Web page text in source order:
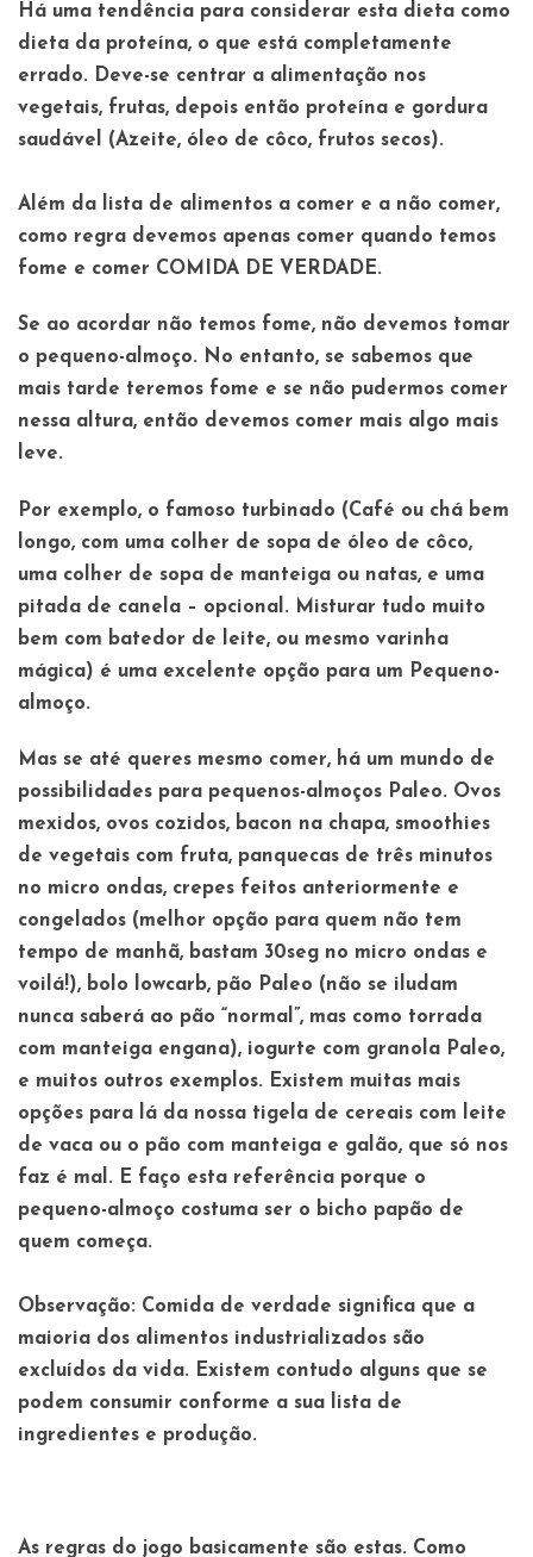
Há uma tendência para considerar esta dieta como
dieta da proteína, o que está completamente
errado. Deve-se centrar a alimentação nos
vegetais, frutas, depois então proteína e gordura
saudável (Azeite, óleo de côco, frutos secos).
Além da lista de alimentos a comer e a não comer,
como regra devemos apenas comer quando temos
fome e comer COMIDA DE VERDADE.
Se ao acordar não temos fome, não devemos tomar
o pequeno-almoço. No entanto, se sabemos que
mais tarde teremos fome e se não pudermos comer
nessa altura, então devemos comer mais algo mais
leve.
Por exemplo, o famoso turbinado (Café ou chá bem
longo, com uma colher de sopa de óleo de côco,
uma colher de sopa de manteiga ou natas, e uma
pitada de canela – opcional. Misturar tudo muito
bem com batedor de leite, ou mesmo varinha
mágica) é uma excelente opção para um Pequeno-
almoço.
Mas se até queres mesmo comer, há um mundo de
possibilidades para pequenos-almoços Paleo. Ovos
mexidos, ovos cozidos, bacon na chapa, smoothies
de vegetais com fruta, panquecas de três minutos
no micro ondas, crepes feitos anteriormente e
congelados (melhor opção para quem não tem
tempo de manhã, bastam 30seg no micro ondas e
voilá!), bolo lowcarb, pão Paleo (não se iludam
nunca saberá ao pão “normal”, mas como torrada
com manteiga engana), iogurte com granola Paleo,
e muitos outros exemplos. Existem muitas mais
opções para lá da nossa tigela de cereais com leite
de vaca ou o pão com manteiga e galão, que só nos
faz é mal. E faço esta referência porque o
pequeno-almoço costuma ser o bicho papão de
quem começa.
Observação: Comida de verdade significa que a
maioria dos alimentos industrializados são
excluídos da vida. Existem contudo alguns que se
podem consumir conforme a sua lista de
ingredientes e produção.
As regras do jogo basicamente são estas. Como